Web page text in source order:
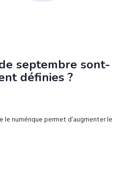
septembre sont-
définies ?
le numérique permet d’augmenter le